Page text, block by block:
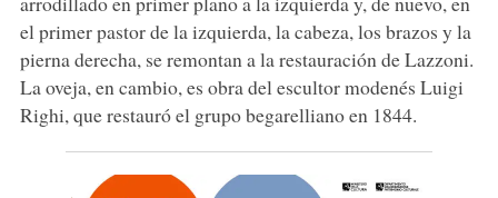
el primer pastor de la izquierda, la cabeza, los brazos y la
pierna derecha, se remontan a la restauración de Lazzoni.
La oveja, en cambio, es obra del escultor modenés Luigi
Righi, que restauró el grupo begarelliano en 1844.